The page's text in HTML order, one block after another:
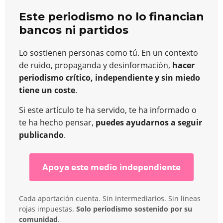
Este periodismo no lo financian
bancos ni partidos
Lo sostienen personas como tú. En un contexto
de ruido, propaganda y desinformación, hacer
periodismo crítico, independiente y sin miedo
tiene un coste.
Si este artículo te ha servido, te ha informado o
te ha hecho pensar, puedes ayudarnos a seguir
publicando.
Apoya este medio independiente
Cada aportación cuenta. Sin intermediarios. Sin líneas
rojas impuestas. Solo periodismo sostenido por su
comunidad.